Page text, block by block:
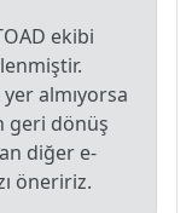
ekibi
almıyorsa
geri dönüş
diğer e-
öneririz.